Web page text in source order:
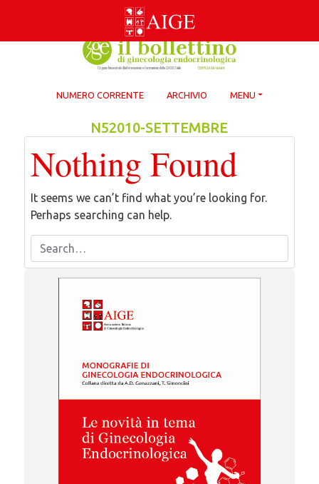
NUMERO CORRENTE ARCHIVIO MENU
N52010-SETTEMBRE
Nothing Found
It seems we can’t find what you’re looking for.
Perhaps searching can help.